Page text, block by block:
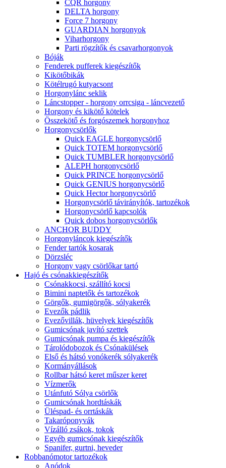
CQR horgony
DELTA horgony
Force 7 horgony
GUARDIAN horgonyok
Viharhorgony
Parti rögzítők és csavarhorgonyok
Bóják
Fenderek pufferek kiegészítők
Kikötőbikák
Kötélrugó kutyacsont
Horgonylánc seklik
Láncstopper - horgony orrcsiga - láncvezető
Horgony és kikötő kötelek
Összekötő és forgószemek horgonyhoz
Horgonycsörlők
Quick EAGLE horgonycsörlő
Quick TOTEM horgonycsörlő
Quick TUMBLER horgonycsörlő
ALEPH horgonycsörlő
Quick PRINCE horgonycsörlő
Quick GENIUS horgonycsörlő
Quick Hector horgonycsörlő
Horgonycsörlő távirányítók, tartozékok
Horgonycsörlő kapcsolók
Quick dobos horgonycsörlők
ANCHOR BUDDY
Horgonyláncok kiegészítők
Fender tartók kosarak
Dörzsléc
Horgony vagy csörlőkar tartó
Hajó és csónakkiegészítők
Csónakkocsi, szállító kocsi
Bimini naptetők és tartozékok
Görgők, gumigörgők, sólyakerék
Evezők pádlik
Evezővillák, hüvelyek kiegészítők
Gumicsónak javító szettek
Gumicsónak pumpa és kiegészítők
Tárolódobozok és Csónakülések
Első és hátsó vonókerék sólyakerék
Kormányállások
Rollbar hátsó keret műszer keret
Vízmerők
Utánfutó Sólya csörlők
Gumicsónak hordtáskák
Üléspad- és orrtáskák
Takaróponyvák
Vízálló zsákok, tokok
Egyéb gumicsónak kiegészítők
Spanifer, gurtni, heveder
Robbanómotor tartozékok
Anódok